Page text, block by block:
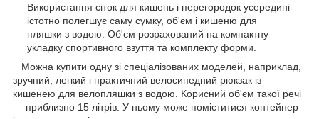
Використання сіток для кишень і перегородок усередині
істотно полегшує саму сумку, об'єм і кишеню для
пляшки з водою. Об'єм розрахований на компактну
укладку спортивного взуття та комплекту форми.
Можна купити одну зі спеціалізованих моделей, наприклад,
зручний, легкий і практичний велосипедний рюкзак із
кишенею для велопляшки з водою. Корисний об'єм такої речі
— приблизно 15 літрів. У ньому може поміститися контейнер